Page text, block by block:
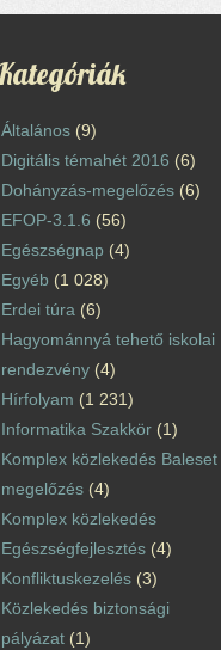
Általános(9)
Digitális témahét 2016 (6)
Dohányzás-megelőzés(6)
EFOP-3.1.6 (56)
Egészségnap (4)
Egyéb (1 028)
Erdei túra(6)
Hagyománnyá tehető iskolai
rendezvény(4)
Hírfolyam (1 231)
Informatika Szakkör(1)
Komplex közlekedés Baleset
megelőzés(4)
Komplex közlekedés
Egészségfejlesztés(4)
Konfliktuskezelés(3)
Közlekedés biztonsági
pályázat(1)